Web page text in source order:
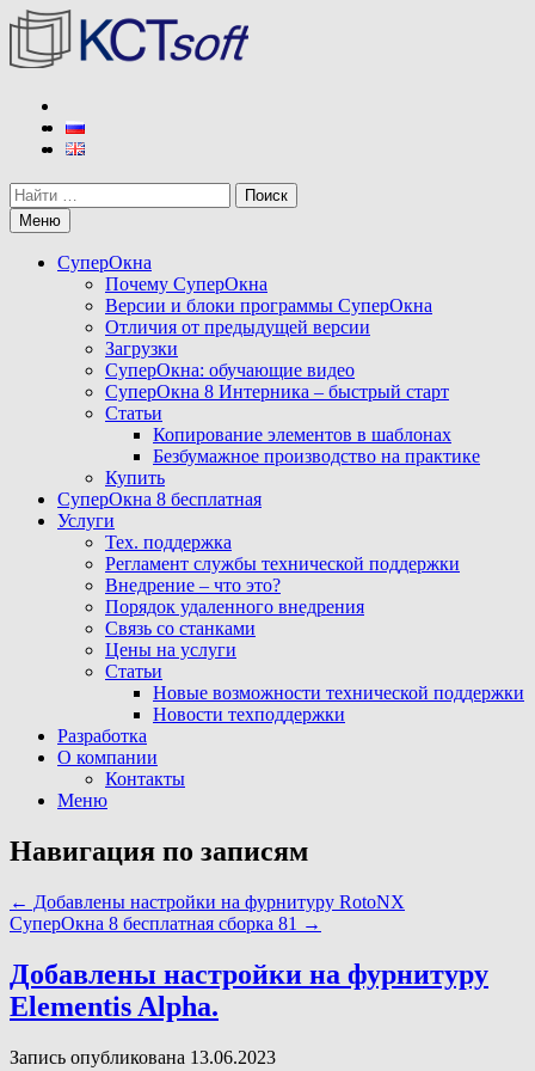
Перейти
содержимому
КСТ софт
Разработчик программы СуперОкна
Поиск
Меню
СуперОкна
Почему СуперОкна
Версии и блоки программы СуперОкна
Отличия от предыдущей версии
Загрузки
СуперОкна: обучающие видео
СуперОкна 8 Интерника – быстрый старт
Статьи
Копирование элементов в шаблонах
Безбумажное производство на практике
Купить
СуперОкна 8 бесплатная
Услуги
Тех. поддержка
Регламент службы технической поддержки
Внедрение – что это?
Порядок удаленного внедрения
Связь со станками
Цены на услуги
Статьи
Новые возможности технической поддержки
Новости техподдержки
Разработка
О компании
Контакты
Меню
Навигация по записям
← Добавлены настройки на фурнитуру RotoNX
СуперОкна 8 бесплатная сборка 81 →
Добавлены настройки на фурнитуру
Elementis Alpha.
Запись опубликована 13.06.2023